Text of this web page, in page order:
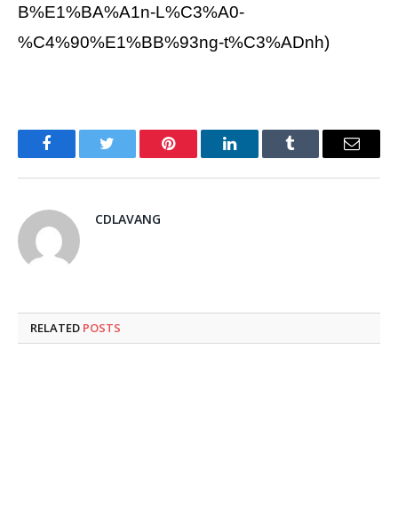
B%E1%BA%A1n-L%C3%A0-
%C4%90%E1%BB%93ng-t%C3%ADnh)
FacebookTwitter Pinterest LinkedInTumblr Email
CDLAVANG
RELATED POSTS